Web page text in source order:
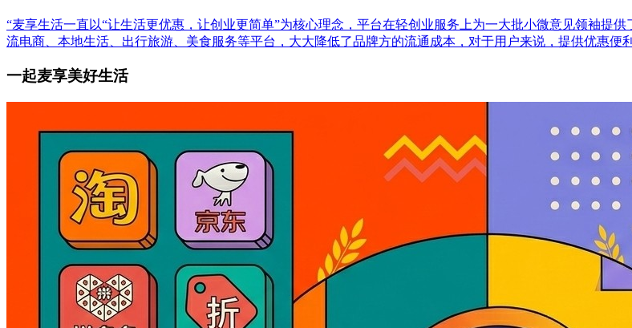
“麦享生活一直以“让生活更优惠，让创业更简单”为核心理念，平台在轻创业服务上为一大批小微意见领袖提
流电商、本地生活、出行旅游、美食服务等平台，大大降低了品牌方的流通成本，对于用户来说，提供优惠便
一起麦享美好生活